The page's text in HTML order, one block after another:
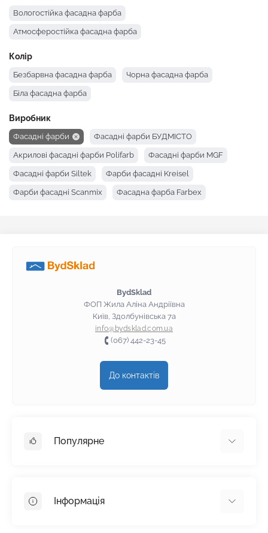
Вологостійка фасадна фарба
Атмосферостійка фасадна фарба
Колір
Безбарвна фасадна фарба Чорна фасадна фарба
Біла фасадна фарба
Виробник
Фасадні фарби Фасадні фарби БУДМІСТО
Акрилові фасадні фарби Polifarb Фасадні фарби MGF
Фасадні фарби Siltek Фарби фасадні Kreisel
Фарби фасадні Scanmix Фасадна фарба Farbex
BydSklad
ФОП Жила Аліна Андріївна
Київ, Здолбунівська 7а
info@bydsklad.com.ua
(067) 442-23-45
До контактів
Популярне
Пінопласт
Інформація